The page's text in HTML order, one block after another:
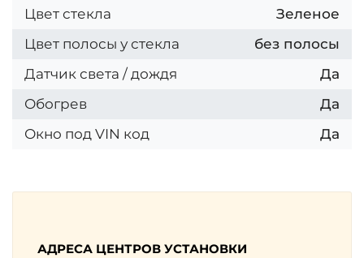
Цвет стекла
Зеленое
Цвет полосы у стекла
без полосы
Датчик света / дождя
Да
Обогрев
Да
Окно под VIN код
Да
АДРЕСА ЦЕНТРОВ УСТАНОВКИ